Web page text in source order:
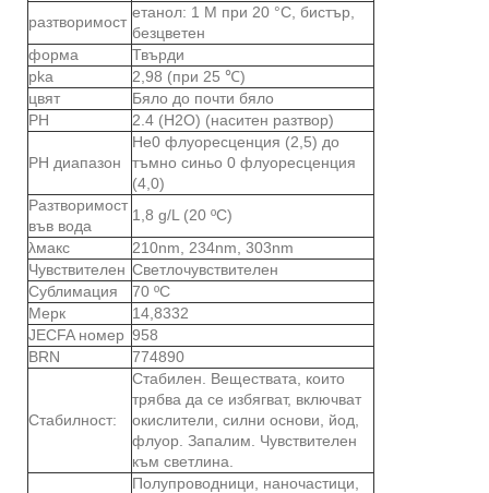
разтворимост
етанол: 1 M при 20 °C, бистър,
безцветен
форма
Твърди
pka
2,98 (при 25 ℃)
цвят
Бяло до почти бяло
PH
2.4 (H2O) (наситен разтвор)
PH диапазон
Не0 флуоресценция (2,5) до
тъмно синьо 0 флуоресценция
(4,0)
Разтворимост
във вода
1,8 g/L (20 ºC)
λмакс
210nm, 234nm, 303nm
Чувствителен Светлочувствителен
Сублимация
70 ºC
Мерк
14,8332
JECFA номер 958
BRN
774890
Стабилност:
Стабилен. Веществата, които
трябва да се избягват, включват
окислители, силни основи, йод,
флуор. Запалим. Чувствителен
към светлина.
Полупроводници, наночастици,